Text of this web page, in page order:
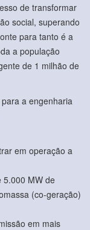
de transformar
social, superando
para tanto é a
a população
de 1 milhão de
a engenharia
em operação a
5.000 MW de
(co-geração)
em mais